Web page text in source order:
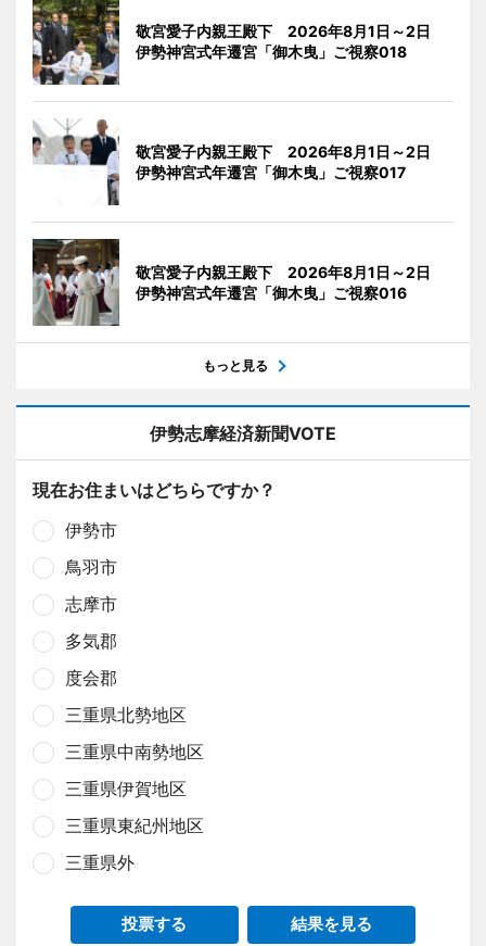
敬宮愛子内親王殿下 2026年8月1日～2日
伊勢神宮式年遷宮「御木曳」ご視察018
敬宮愛子内親王殿下 2026年8月1日～2日
伊勢神宮式年遷宮「御木曳」ご視察017
敬宮愛子内親王殿下 2026年8月1日～2日
伊勢神宮式年遷宮「御木曳」ご視察016
もっと見る
伊勢志摩経済新聞VOTE
現在お住まいはどちらですか？
伊勢市
鳥羽市
志摩市
多気郡
度会郡
三重県北勢地区
三重県中南勢地区
三重県伊賀地区
三重県東紀州地区
三重県外
投票する 結果を見る